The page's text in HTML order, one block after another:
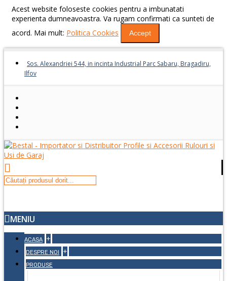
Acest website foloseste cookies pentru a imbunatati
experienta dumneavoastra. Va rugam confirmati ca sunteti de
acord. Mai mult: Politica Cookies Accept
Sos. Alexandriei 544, in incinta Industrial Parc Sabaru, Bragadiru,
Ilfov
MENIU
ACASA +
DESPRE NOI +
PRODUSE